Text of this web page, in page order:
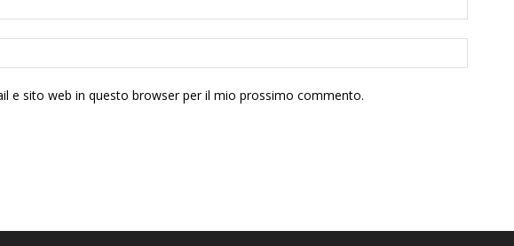
e sito web in questo browser per il mio prossimo commento.